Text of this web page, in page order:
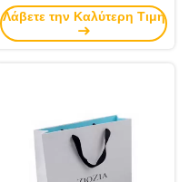
στριμμένες τσάντες
μεταφορέων λαβών
Λάβετε την Καλύτερη Τιμή